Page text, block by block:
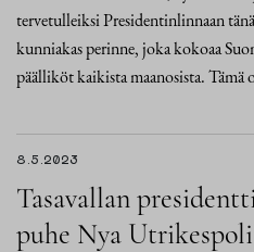
tervetulleiksi Presidentinlinnaan
kunniakas perinne, joka kokoaa
päälliköt kaikista maanosista. Tämä
8.5.2023
Tasavallan
puhe Nya